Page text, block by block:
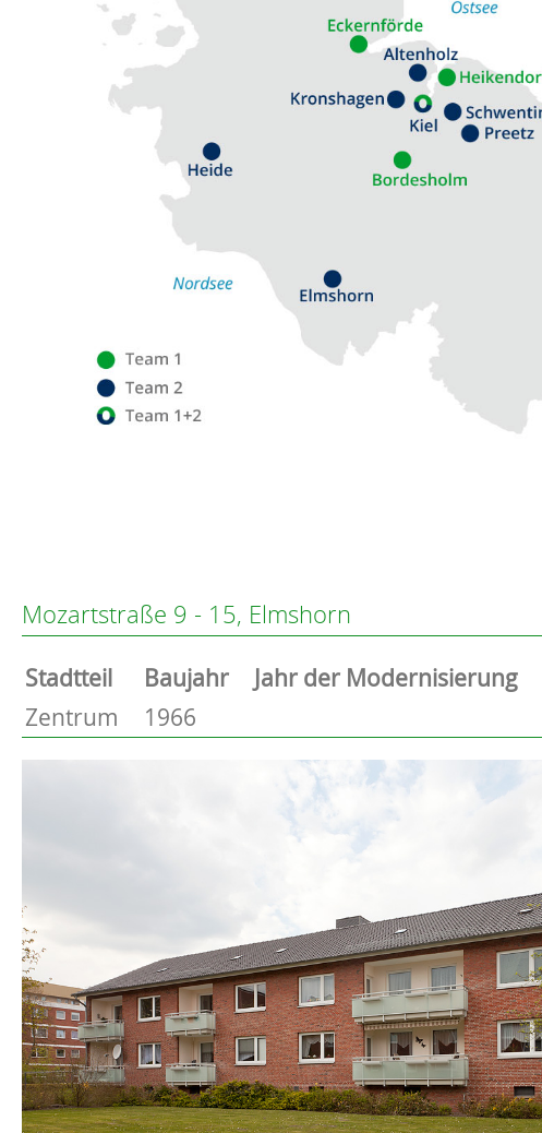
Heikendorf
Kronshagen
Kiel
Schwentinental
Preetz
Mozartstraße 9 - 15, Elmshorn
Stammdaten
Basisdaten zur Immobilie
Stadtteil Baujahr Jahr der Modernisierung
Zentrum
1966